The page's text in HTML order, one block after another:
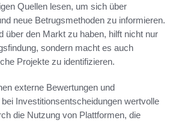
Quellen lesen, um sich über
neue Betrugsmethoden zu informieren.
über den Markt zu haben, hilft nicht nur
sondern macht es auch
Projekte zu identifizieren.
externe Bewertungen und
Investitionsentscheidungen wertvolle
die Nutzung von Plattformen, die